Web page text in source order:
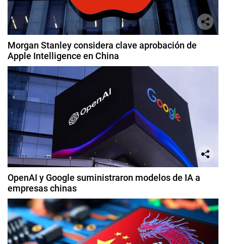
Morgan Stanley considera clave aprobación de
Apple Intelligence en China
OpenAI y Google suministraron modelos de IA a
empresas chinas